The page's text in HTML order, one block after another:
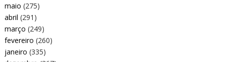
maio (275)
abril (291)
março (249)
fevereiro (260)
janeiro (335)